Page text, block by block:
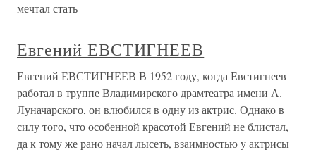
мечтал стать
Евгений ЕВСТИГНЕЕВ
Евгений ЕВСТИГНЕЕВ В 1952 году, когда Евстигнеев
работал в труппе Владимирского драмтеатра имени А.
Луначарского, он влюбился в одну из актрис. Однако в
силу того, что особенной красотой Евгений не блистал,
да к тому же рано начал лысеть, взаимностью у актрисы